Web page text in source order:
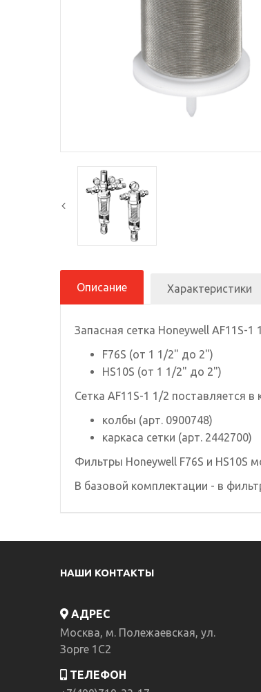
Описание Характеристики
Запасная сетка Honeywell AF11S-
F76S (от 1 1/2" до 2")
HS10S (от 1 1/2" до 2")
Сетка AF11S-1 1/2 поставляется
колбы (арт. 0900748)
каркаса сетки (арт. 2442700)
Фильтры Honeywell F76S и HS10S
В базовой комплектации - в
НАШИ КОНТАКТЫ
АДРЕС
Москва, м. Полежаевская, ул.
Зорге 1C2
ТЕЛЕФОН